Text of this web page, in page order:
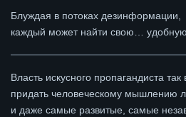
Блуждая в потоках дезинформации,
каждый может найти свою… удобную
Власть искусного пропагандиста
придать человеческому мышлению
и даже самые развитые, самые